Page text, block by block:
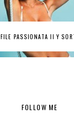
SORTEO MÓ
FOLLOW ME